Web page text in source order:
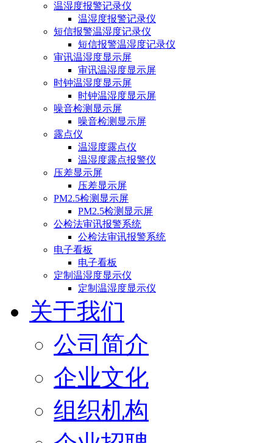
温湿度报警记录仪
温湿度报警记录仪
短信报警温湿度记录仪
短信报警温湿度记录仪
审讯温湿度显示屏
审讯温湿度显示屏
时钟温湿度显示屏
时钟温湿度显示屏
噪音检测显示屏
噪音检测显示屏
露点仪
温湿度露点仪
温湿度露点报警仪
压差显示屏
压差显示屏
PM2.5检测显示屏
PM2.5检测显示屏
公检法审讯报警系统
公检法审讯报警系统
电子看板
电子看板
定制温湿度显示仪
定制温湿度显示仪
关于我们
公司简介
企业文化
组织机构